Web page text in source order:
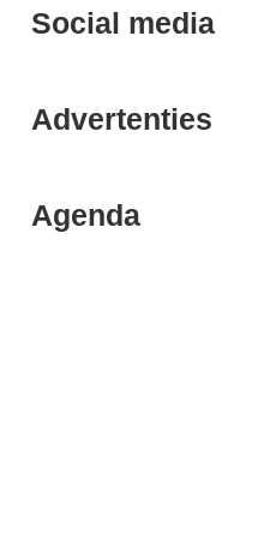
Social media
Advertenties
Agenda